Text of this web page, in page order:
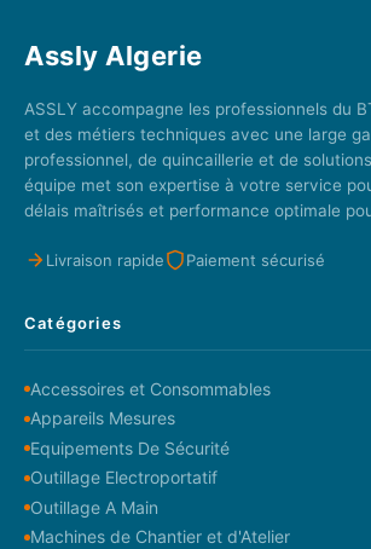
Assly Algerie
ASSLY accompagne les professionnels du
et des métiers techniques avec une large
professionnel, de quincaillerie et de
équipe met son expertise à votre service
délais maîtrisés et performance optimale
Livraison rapide Paiement sécurisé
Catégories
Accessoires et Consommables
Appareils Mesures
Equipements De Sécurité
Outillage Electroportatif
Outillage A Main
Machines de Chantier et d'Atelier